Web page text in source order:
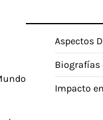
Aspectos
Biografías
Impacto